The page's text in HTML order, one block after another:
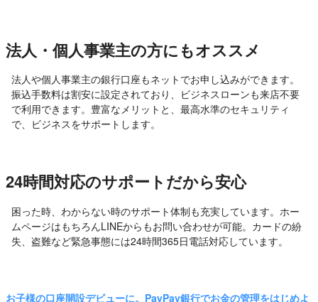
法人・個人事業主の方にもオススメ
法人や個人事業主の銀行口座もネットでお申し込みができます。
振込手数料は割安に設定されており、ビジネスローンも来店不要
で利用できます。豊富なメリットと、最高水準のセキュリティ
で、ビジネスをサポートします。
24時間対応のサポートだから安心
困った時、わからない時のサポート体制も充実しています。ホー
ムページはもちろんLINEからもお問い合わせが可能。カードの紛
失、盗難など緊急事態には24時間365日電話対応しています。
お子様の口座開設デビューに。PayPay銀行でお金の管理をはじめよ